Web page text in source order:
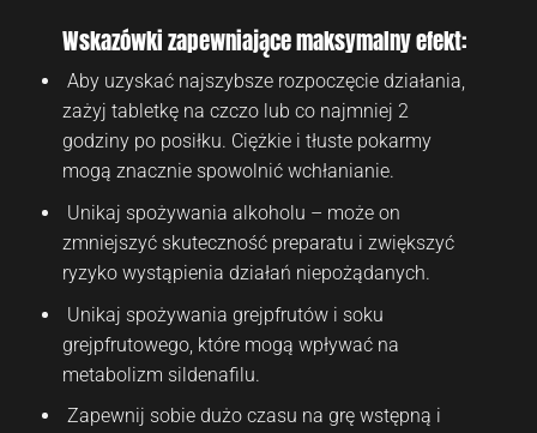
Wskazówki zapewniające maksymalny efekt:
Aby uzyskać najszybsze rozpoczęcie działania,
zażyj tabletkę na czczo lub co najmniej 2
godziny po posiłku. Ciężkie i tłuste pokarmy
mogą znacznie spowolnić wchłanianie.
Unikaj spożywania alkoholu – może on
zmniejszyć skuteczność preparatu i zwiększyć
ryzyko wystąpienia działań niepożądanych.
Unikaj spożywania grejpfrutów i soku
grejpfrutowego, które mogą wpływać na
metabolizm sildenafilu.
Zapewnij sobie dużo czasu na grę wstępną i